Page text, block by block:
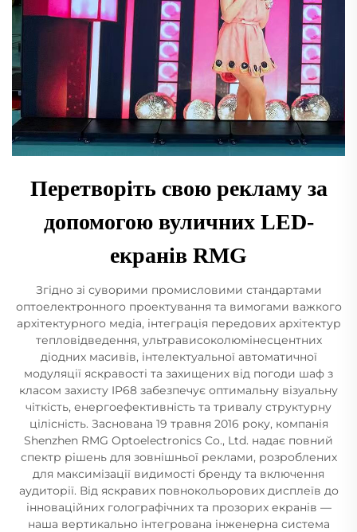
Перетворіть свою рекламу за
допомогою вуличних LED-
екранів RMG
Згідно зі суворими промисловими стандартами
оптоелектронного проектування та вимогами важкого
архітектурного медіа, інтеграція передових архітектур
тепловідведення, ультрависоколюмінесцентних
діодних масивів, інтелектуальної автоматичної
модуляції яскравості та захищених від погоди шаф з
класом захисту IP68 забезпечує оптимальну візуальну
чіткість, енергоефективність та тривалу структурну
цілісність. Заснована 19 травня 2016 року, компанія
Shenzhen RMG Optoelectronics Co., Ltd. надає повний
спектр рішень для зовнішньої реклами, розроблених
для максимізації видимості бренду та включення
аудиторії. Від яскравих повнокольорових дисплеїв до
інноваційних голографічних та прозорих екранів —
наша вертикально інтегрована інженерна система